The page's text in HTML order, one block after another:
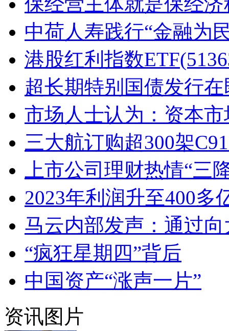
中荷人寿践行“金融为
港股红利指数
超长期特别国债发行
市场人士认为：资本市
三大航订购超300架
上市公司理财热情“三
2023年利润升至400多
马云内部发声：通过
“疯狂星期四”背后
中国资产“涨声一片”
资讯图片